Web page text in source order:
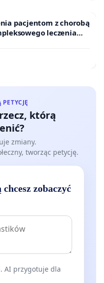
pacjentom z chorobą
leczenia
którą
zmiany.
tworząc petycję.
zobaczyć
AI przygotuje dla